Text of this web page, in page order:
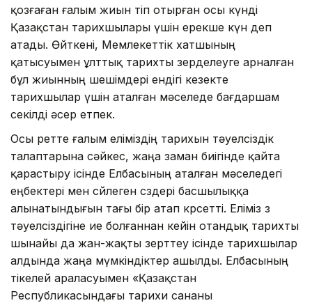
қозғаған ғалым жиын өтіп отырған осы күнді
Қазақстан тарихшылары үшін ерекше күн деп
атады. Өйткені, Мемлекеттік хатшының
қатысуымен ұлттық тарихты зерделеуге арналған
бұл жиынның шешімдері ендігі кезекте
тарихшылар үшін аталған мәселеде бағдаршам
секілді әсер етпек.
Осы ретте ғалым еліміздің тарихын тәуелсіздік
талаптарына сәйкес, жаңа заман биігінде қайта
қарастыру ісінде Елбасының аталған мәселедегі
еңбектері мен сөйлеген сөздері басшылыққа
алынатындығын тағы бір атап көрсетті. Еліміз өз
тәуелсіздігіне ие болғаннан кейін отандық тарихты
шынайы да жан-жақты зерттеу ісінде тарихшылар
алдында жаңа мүмкіндіктер ашылды. Елбасының
тікелей араласуымен «Қазақстан
Республикасындағы тарихи сананы